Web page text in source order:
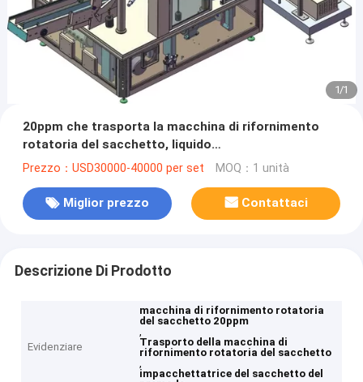
1/1
20ppm che trasporta la macchina di rifornimento
rotatoria del sacchetto, liquido
dell'impacchettatrice del sacchetto di Premade
Prezzo：USD30000-40000 per set MOQ：1 unità
Miglior prezzo Contattaci
Descrizione Di Prodotto
Evidenziare
macchina di rifornimento rotatoria
del sacchetto 20ppm
,
Trasporto della macchina di
rifornimento rotatoria del sacchetto
,
impacchettatrice del sacchetto del